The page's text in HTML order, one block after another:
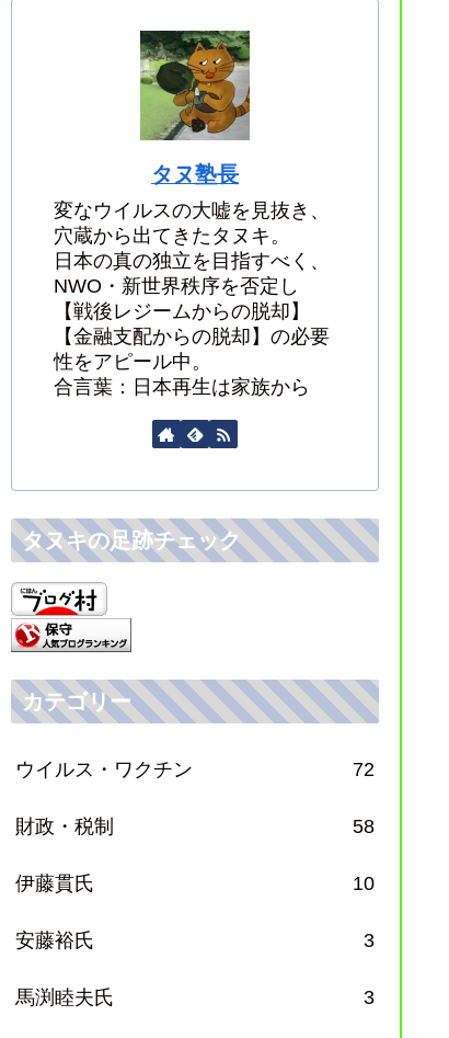
タヌ塾長
変なウイルスの大嘘を見抜き、
穴蔵から出てきたタヌキ。
日本の真の独立を目指すべく、
NWO・新世界秩序を否定し
【戦後レジームからの脱却】
【金融支配からの脱却】の必要
性をアピール中。
合言葉：日本再生は家族から
タヌキの足跡チェック
カテゴリー
ウイルス・ワクチン 72
財政・税制 58
伊藤貫氏 10
安藤裕氏 3
馬渕睦夫氏 3